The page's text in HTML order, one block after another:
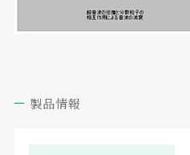
製品情報